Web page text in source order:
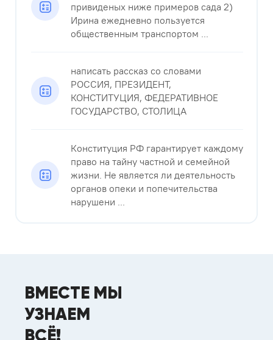
привиденых ниже примеров сада 2)
Ирина ежедневно пользуется
общественным транспортом ...
написать рассказ со словами
РОССИЯ, ПРЕЗИДЕНТ,
КОНСТИТУЦИЯ, ФЕДЕРАТИВНОЕ
ГОСУДАРСТВО, СТОЛИЦА
Конституция РФ гарантирует каждому
право на тайну частной и семейной
жизни. Не является ли деятельность
органов опеки и попечительства
нарушени ...
ВМЕСТЕ МЫ
УЗНАЕМ
ВСЁ!